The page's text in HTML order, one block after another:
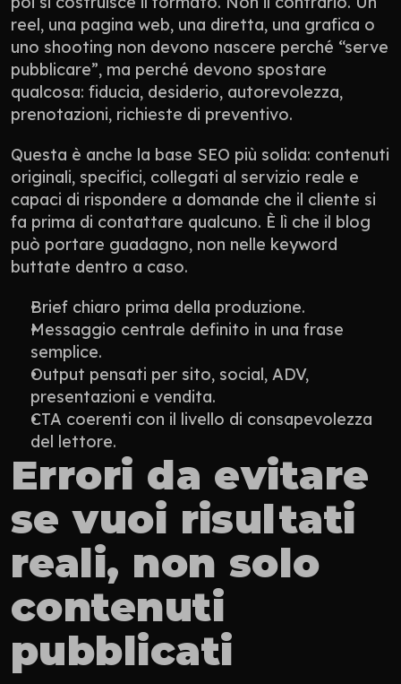
reel, una pagina web, una diretta, una grafica o
uno shooting non devono nascere perché “serve
pubblicare”, ma perché devono spostare
qualcosa: fiducia, desiderio, autorevolezza,
prenotazioni, richieste di preventivo.
Questa è anche la base SEO più solida: contenuti
originali, specifici, collegati al servizio reale e
capaci di rispondere a domande che il cliente si
fa prima di contattare qualcuno. È lì che il blog
può portare guadagno, non nelle keyword
buttate dentro a caso.
Brief chiaro prima della produzione.
Messaggio centrale definito in una frase
semplice.
Output pensati per sito, social, ADV,
presentazioni e vendita.
CTA coerenti con il livello di consapevolezza
del lettore.
Errori da evitare
se vuoi risultati
reali, non solo
contenuti
pubblicati